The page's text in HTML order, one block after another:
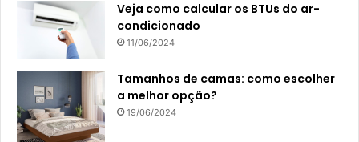
Veja como calcular os BTUs do ar-
condicionado
11/06/2024
Tamanhos de camas: como escolher
a melhor opção?
19/06/2024